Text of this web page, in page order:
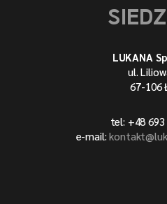
LUKANA
ul.
67-106
tel: +48 693
e-mail: